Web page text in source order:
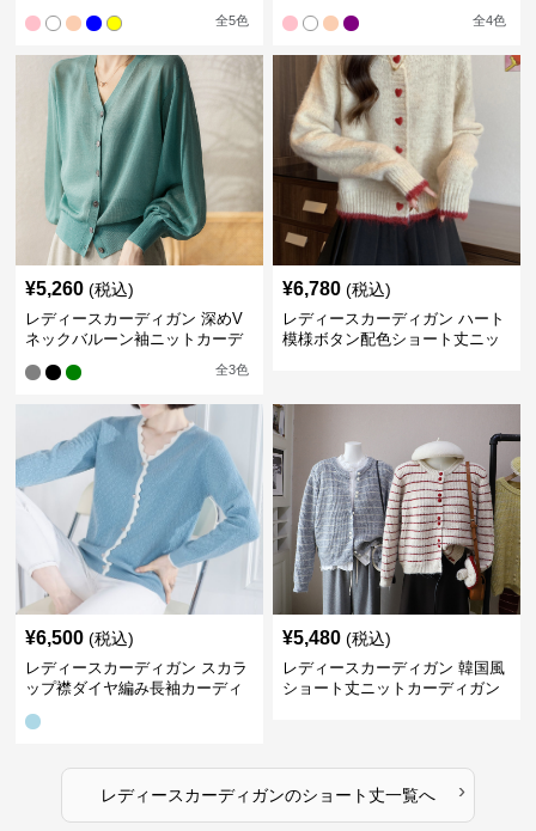
全5色 全4色
¥5,260 (税込)
レディースカーディガン 深めV
ネックバルーン袖ニットカーデ
全3色
¥6,780 (税込)
レディースカーディガン ハート
模様ボタン配色ショート丈ニッ
¥6,500 (税込)
レディースカーディガン スカラ
ップ襟ダイヤ編み長袖カーディ
¥5,480 (税込)
レディースカーディガン 韓国風
ショート丈ニットカーディガン
レディースカーディガンのショート丈一覧へ ›